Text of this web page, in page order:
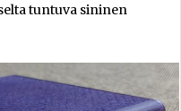
tuntuva sininen